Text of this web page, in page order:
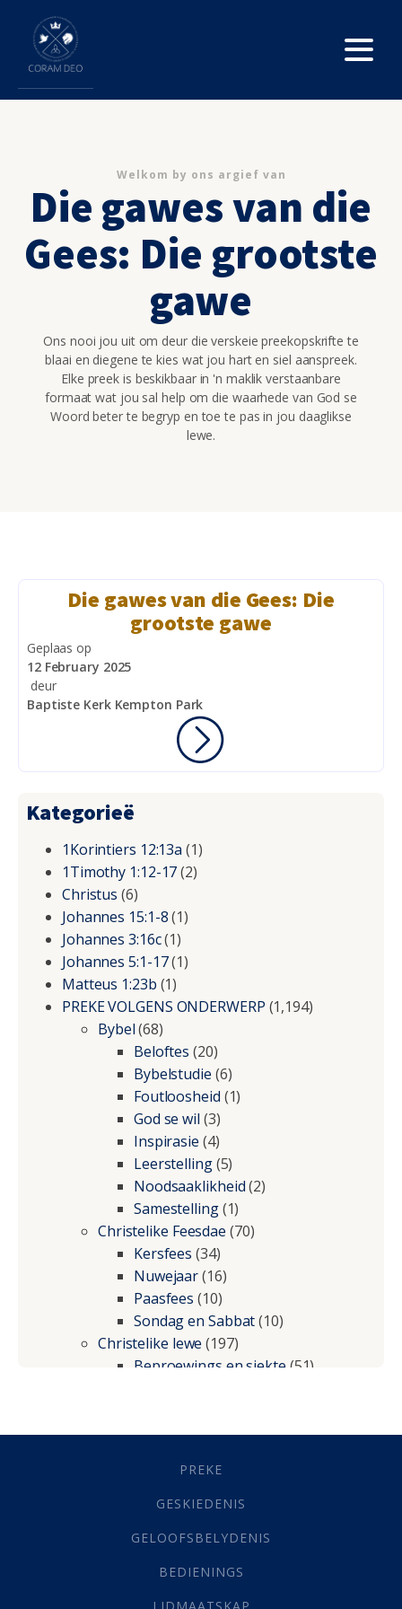
Welkom by ons argief van
Die gawes van die
Gees: Die grootste
gawe
Ons nooi jou uit om deur die verskeie preekopskrifte te
blaai en diegene te kies wat jou hart en siel aanspreek.
Elke preek is beskikbaar in 'n maklik verstaanbare
formaat wat jou sal help om die waarhede van God se
Woord beter te begryp en toe te pas in jou daaglikse
lewe.
Die gawes van die Gees: Die
grootste gawe
Geplaas op
12 February 2025
deur
Baptiste Kerk Kempton Park
Kategorieë
1Korintiers 12:13a (1)
1Timothy 1:12-17(2)
Christus (6)
Johannes 15:1-8(1)
Johannes 3:16c(1)
Johannes 5:1-17(1)
Matteus 1:23b (1)
PREKE VOLGENS ONDERWERP (1,194)
Bybel(68)
Beloftes (20)
Bybelstudie (6)
Foutloosheid (1)
God se wil (3)
Inspirasie (4)
Leerstelling(5)
Noodsaaklikheid(2)
Samestelling(1)
Christelike Feesdae (70)
Kersfees (34)
Nuwejaar(16)
Paasfees (10)
Sondag en Sabbat(10)
Christelike lewe (197)
Beproewings en siekte(51)
Geestelike Groei(10)
(21)
Grys Areas(4)
Lewensdoel(3)
Selfondersoek(1)
PREKE
GESKIEDENIS
GELOOFSBELYDENIS
BEDIENINGS
LIDMAATSKAP